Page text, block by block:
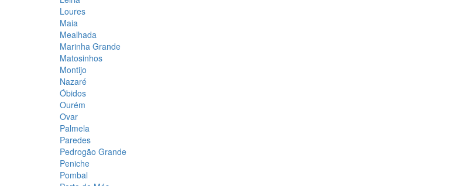
Loures
Maia
Mealhada
Marinha Grande
Matosinhos
Montijo
Nazaré
Óbidos
Ourém
Ovar
Palmela
Paredes
Pedrogão Grande
Peniche
Pombal